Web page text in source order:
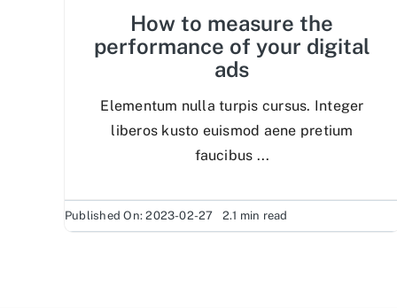
How to measure the
performance of your digital
ads
Elementum nulla turpis cursus. Integer
liberos kusto euismod aene pretium
faucibus ...
Published On: 2023-02-27 2.1 min read